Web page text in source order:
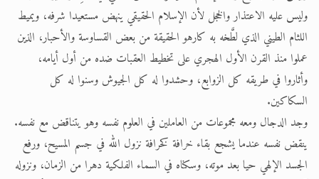
وليس عليه الاعتذار والخجل لأن الإسلام الحقيقي ينهض مستعيدا شرفه، ويميط
اللثام الطيني الذي لطَّخه به كارهو الحقيقة من بعض القساوسة والأحبار، الذين
عملوا منذ القرن الأول الهجري على تخطيط العقبات ضده من أول أيامه،
وأثاروا في طريقه كل الزوابع، وحشدوا له كل الجيوش وسنوا له كل
السكاكين.
وجد الدجال ومعه مجموعات من العاملين في العلوم نفسه وهو يتناقض مع نفسه.
ينقض نفسه عندما يشجع بقاء خرافة كخرافة نزول الله في جسم المسيح، ورفع
الجسد الإلهي حيا بعد موته، وسكناه في السماء الفلكية دهرا من الزمان، ونزوله